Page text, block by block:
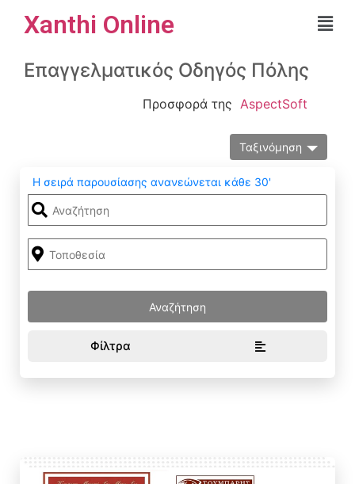
Xanthi Online
Επαγγελματικός Οδηγός Πόλης
Προσφορά της AspectSoft
Φίλτρα
Ταξινόμηση
Η σειρά παρουσίασης ανανεώνεται κάθε 30'